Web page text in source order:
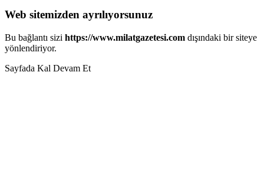
Web sitemizden ayrılıyorsunuz
Bu bağlantı sizi https://www.milatgazetesi.com dışındaki bir siteye
yönlendiriyor.
Sayfada Kal Devam Et